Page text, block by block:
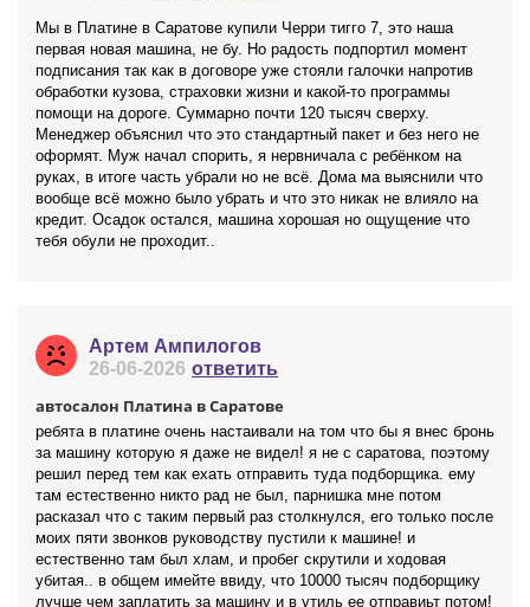
Мы в Платине в Саратове купили Черри тигго 7, это наша
первая новая машина, не бу. Но радость подпортил момент
подписания так как в договоре уже стояли галочки напротив
обработки кузова, страховки жизни и какой-то программы
помощи на дороге. Суммарно почти 120 тысяч сверху.
Менеджер объяснил что это стандартный пакет и без него не
оформят. Муж начал спорить, я нервничала с ребёнком на
руках, в итоге часть убрали но не всё. Дома ма выяснили что
вообще всё можно было убрать и что это никак не влияло на
кредит. Осадок остался, машина хорошая но ощущение что
тебя обули не проходит..
Артем Ампилогов
26-06-2026 ответить
автосалон Платина в Саратове
ребята в платине очень настаивали на том что бы я внес бронь
за машину которую я даже не видел! я не с саратова, поэтому
решил перед тем как ехать отправить туда подборщика. ему
там естественно никто рад не был, парнишка мне потом
расказал что с таким первый раз столкнулся, его только после
моих пяти звонков руководству пустили к машине! и
естественно там был хлам, и пробег скрутили и ходовая
убитая.. в общем имейте ввиду, что 10000 тысяч подборщику
лучше чем заплатить за машину и в утиль ее отправиьт потом!